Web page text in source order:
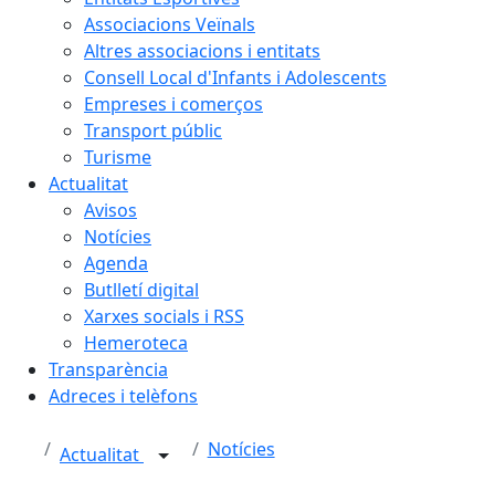
Associacions Veïnals
Altres associacions i entitats
Consell Local d'Infants i Adolescents
Empreses i comerços
Transport públic
Turisme
Actualitat
Avisos
Notícies
Agenda
Butlletí digital
Xarxes socials i RSS
Hemeroteca
Transparència
Adreces i telèfons
Actualitat Notícies